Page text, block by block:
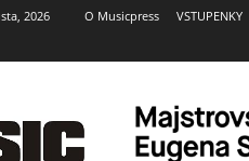
2026 O Musicpress VSTUPENKY